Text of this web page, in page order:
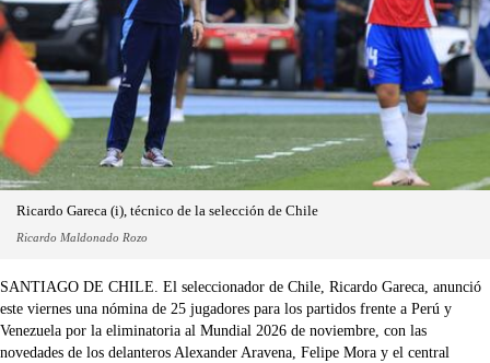
Ricardo Gareca (i), técnico de la selección de Chile
Ricardo Maldonado Rozo
SANTIAGO DE CHILE. El seleccionador de Chile, Ricardo Gareca, anunció
este viernes una nómina de 25 jugadores para los partidos frente a Perú y
Venezuela por la eliminatoria al Mundial 2026 de noviembre, con las
novedades de los delanteros Alexander Aravena, Felipe Mora y el central